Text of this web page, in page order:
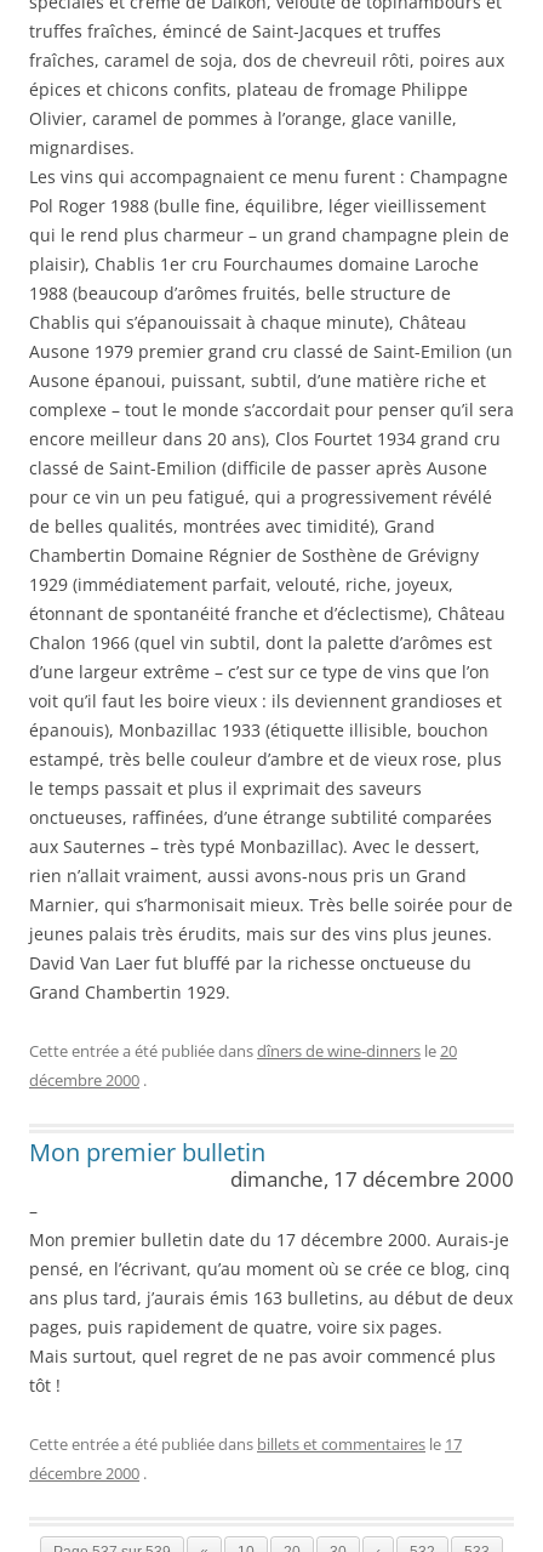
truffes fraîches, émincé de Saint-Jacques et truffes
fraîches, caramel de soja, dos de chevreuil rôti, poires aux
épices et chicons confits, plateau de fromage Philippe
Olivier, caramel de pommes à l’orange, glace vanille,
mignardises.
Les vins qui accompagnaient ce menu furent : Champagne
Pol Roger 1988 (bulle fine, équilibre, léger vieillissement
qui le rend plus charmeur – un grand champagne plein de
plaisir), Chablis 1er cru Fourchaumes domaine Laroche
1988 (beaucoup d’arômes fruités, belle structure de
Chablis qui s’épanouissait à chaque minute), Château
Ausone 1979 premier grand cru classé de Saint-Emilion (un
Ausone épanoui, puissant, subtil, d’une matière riche et
complexe – tout le monde s’accordait pour penser qu’il sera
encore meilleur dans 20 ans), Clos Fourtet 1934 grand cru
classé de Saint-Emilion (difficile de passer après Ausone
pour ce vin un peu fatigué, qui a progressivement révélé
de belles qualités, montrées avec timidité), Grand
Chambertin Domaine Régnier de Sosthène de Grévigny
1929 (immédiatement parfait, velouté, riche, joyeux,
étonnant de spontanéité franche et d’éclectisme), Château
Chalon 1966 (quel vin subtil, dont la palette d’arômes est
d’une largeur extrême – c’est sur ce type de vins que l’on
voit qu’il faut les boire vieux : ils deviennent grandioses et
épanouis), Monbazillac 1933 (étiquette illisible, bouchon
estampé, très belle couleur d’ambre et de vieux rose, plus
le temps passait et plus il exprimait des saveurs
onctueuses, raffinées, d’une étrange subtilité comparées
aux Sauternes – très typé Monbazillac). Avec le dessert,
rien n’allait vraiment, aussi avons-nous pris un Grand
Marnier, qui s’harmonisait mieux. Très belle soirée pour de
jeunes palais très érudits, mais sur des vins plus jeunes.
David Van Laer fut bluffé par la richesse onctueuse du
Grand Chambertin 1929.
Cette entrée a été publiée dansdîners de wine-dinners le20
décembre 2000 .
Mon premier bulletin
dimanche, 17 décembre 2000
–
Mon premier bulletin date du 17 décembre 2000. Aurais-je
pensé, en l’écrivant, qu’au moment où se crée ce blog, cinq
ans plus tard, j’aurais émis 163 bulletins, au début de deux
pages, puis rapidement de quatre, voire six pages.
Mais surtout, quel regret de ne pas avoir commencé plus
tôt !
Cette entrée a été publiée dans billets et commentaires le 17
décembre 2000 .